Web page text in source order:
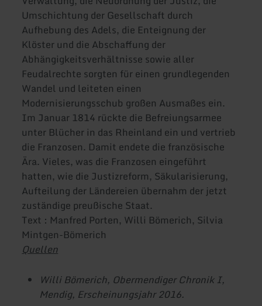
Umschichtung der Gesellschaft durch
Aufhebung des Adels, die Enteignung der
Klöster und die Abschaffung der
Abhängigkeitsverhältnisse sowie aller
Feudalrechte sorgten für einen grundlegenden
Wandel und leiteten einen
Modernisierungsschub großen Ausmaßes ein.
Im Januar 1814 rückte die Befreiungsarmee
unter Blücher in das Rheinland ein und vertrieb
die Franzosen. Damit endete die französische
Ära. Vieles, was die Franzosen eingeführt
hatten, wie die Justizreform, Säkularisierung,
Aufteilung der Ländereien übernahm der jetzt
zuständige preußische Staat.
Text : Manfred Porten, Willi Bömerich, Silvia
Mintgen-Bömerich
Quellen
Willi Bömerich, Obermendiger Chronik I,
Mendig, Erscheinungsjahr 2016.